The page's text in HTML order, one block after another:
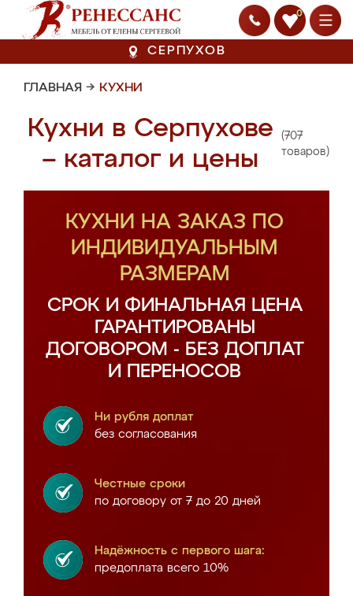
0
СЕРПУХОВ
ГЛАВНАЯ → КУХНИ
Кухни в Серпухове
– каталог и цены
(707
товаров)
КУХНИ НА ЗАКАЗ ПО
ИНДИВИДУАЛЬНЫМ
РАЗМЕРАМ
СРОК И ФИНАЛЬНАЯ ЦЕНА
ГАРАНТИРОВАНЫ
ДОГОВОРОМ - БЕЗ ДОПЛАТ
И ПЕРЕНОСОВ
Ни рубля доплат
без согласования
Честные сроки
по договору от 7 до 20 дней
Надёжность с первого шага:
предоплата всего 10%